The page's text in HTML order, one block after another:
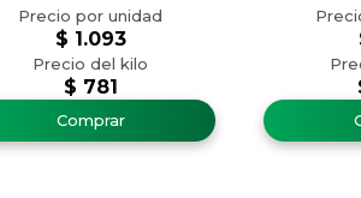
$ 781
$ 1.093